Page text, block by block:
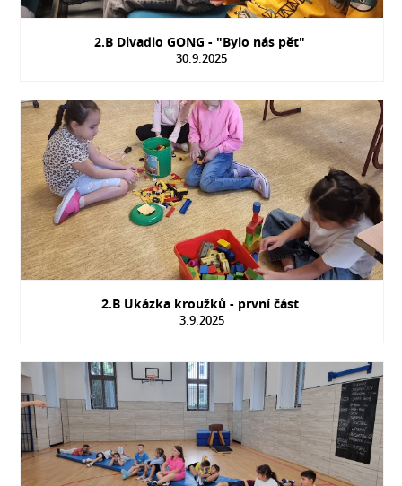
2.B Divadlo GONG - "Bylo nás pět"
30.9.2025
2.B Ukázka kroužků - první část
3.9.2025